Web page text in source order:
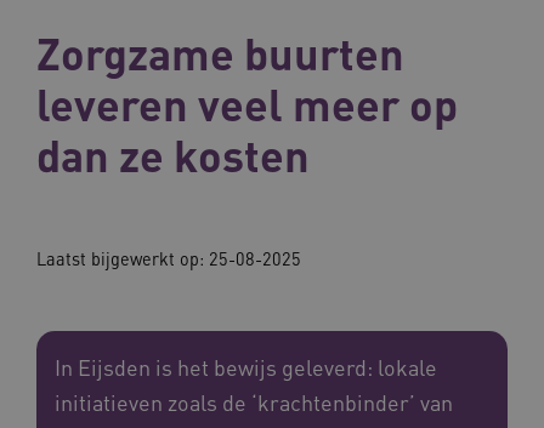
Zorgzame buurten
leveren veel meer op
dan ze kosten
Laatst bijgewerkt op: 25-08-2025
In Eijsden is het bewijs geleverd: lokale
initiatieven zoals de ‘krachtenbinder’ van